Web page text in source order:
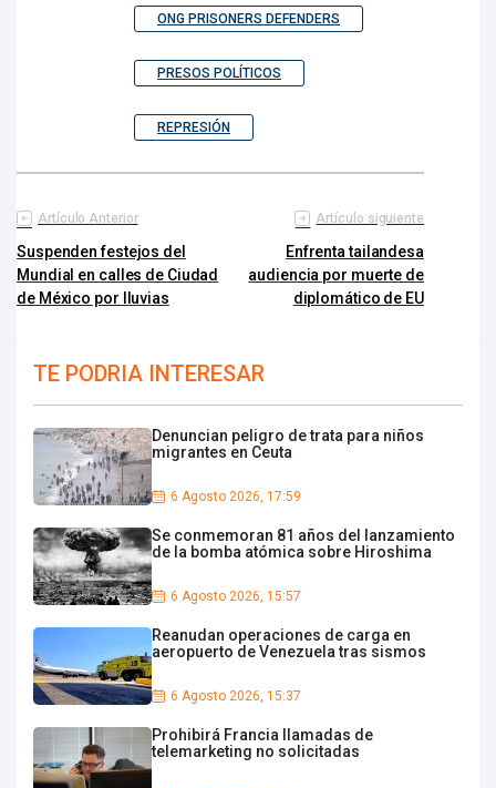
ONG PRISONERS DEFENDERS
PRESOS POLÍTICOS
REPRESIÓN
Artículo Anterior
Suspenden festejos del
Mundial en calles de Ciudad
de México por lluvias
Artículo siguiente
Enfrenta tailandesa
audiencia por muerte de
diplomático de EU
TE PODRIA INTERESAR
Denuncian peligro de trata para niños
migrantes en Ceuta
6 Agosto 2026, 17:59
Se conmemoran 81 años del lanzamiento
de la bomba atómica sobre Hiroshima
6 Agosto 2026, 15:57
Reanudan operaciones de carga en
aeropuerto de Venezuela tras sismos
6 Agosto 2026, 15:37
Prohibirá Francia llamadas de
telemarketing no solicitadas